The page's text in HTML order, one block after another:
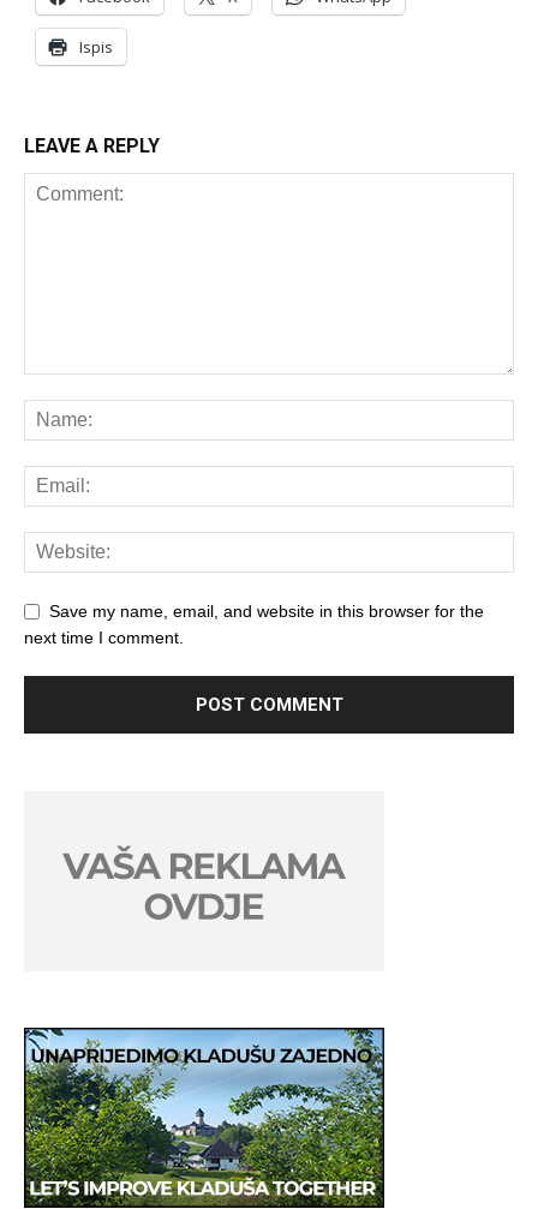
Ispis
LEAVE A REPLY
Save my name, email, and website in this browser for the
next time I comment.